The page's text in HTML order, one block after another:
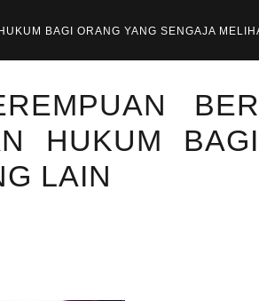
BAGI ORANG YANG SENGAJA
HUKUM
LAIN